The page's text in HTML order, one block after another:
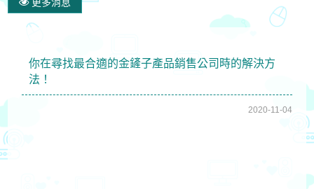
你在尋找最合適的金鏟子產品銷售公司時的解決方
法！
2020-11-04